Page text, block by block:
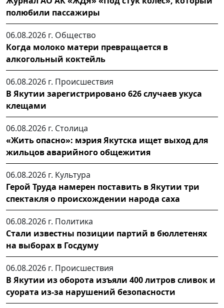
полюбили пассажиры
06.08.2026 г. Общество
Когда молоко матери превращается в
алкогольный коктейль
06.08.2026 г. Происшествия
В Якутии зарегистрировано 626 случаев укуса
клещами
06.08.2026 г. Столица
«Жить опасно»: мэрия Якутска ищет выход для
жильцов аварийного общежития
06.08.2026 г. Культура
Герой Труда намерен поставить в Якутии три
спектакля о происхождении народа саха
06.08.2026 г. Политика
Стали известны позиции партий в бюллетенях
на выборах в Госдуму
06.08.2026 г. Происшествия
В Якутии из оборота изъяли 400 литров сливок и
суората из-за нарушений безопасности